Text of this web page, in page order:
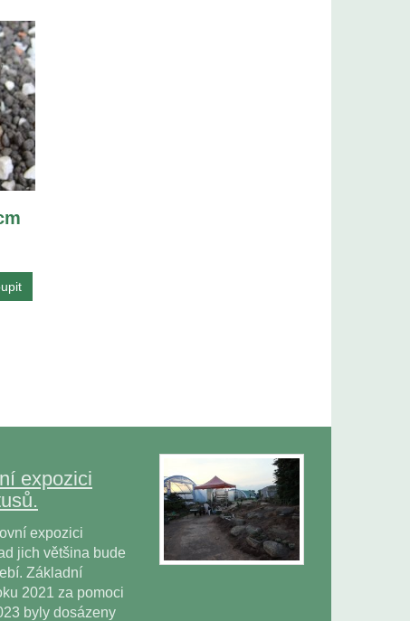
expozici
expozici
jich většina bude
Základní
2021 za pomoci
byly dosázeny